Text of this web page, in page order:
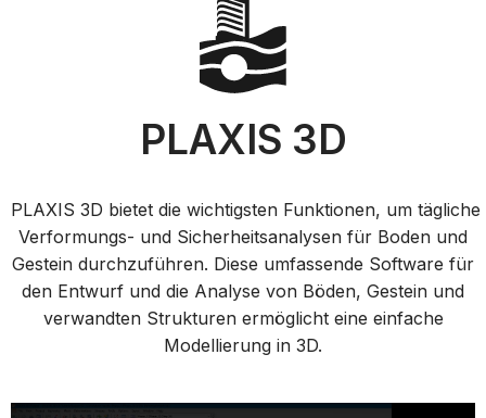
PLAXIS 3D
PLAXIS 3D bietet die wichtigsten Funktionen, um tägliche
Verformungs- und Sicherheitsanalysen für Boden und
Gestein durchzuführen. Diese umfassende Software für
den Entwurf und die Analyse von Böden, Gestein und
verwandten Strukturen ermöglicht eine einfache
Modellierung in 3D.